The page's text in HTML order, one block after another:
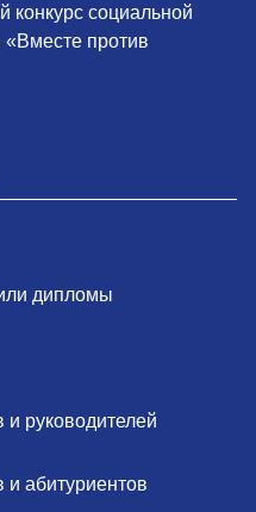
социальной
против
дипломы
руководителей
и абитуриентов